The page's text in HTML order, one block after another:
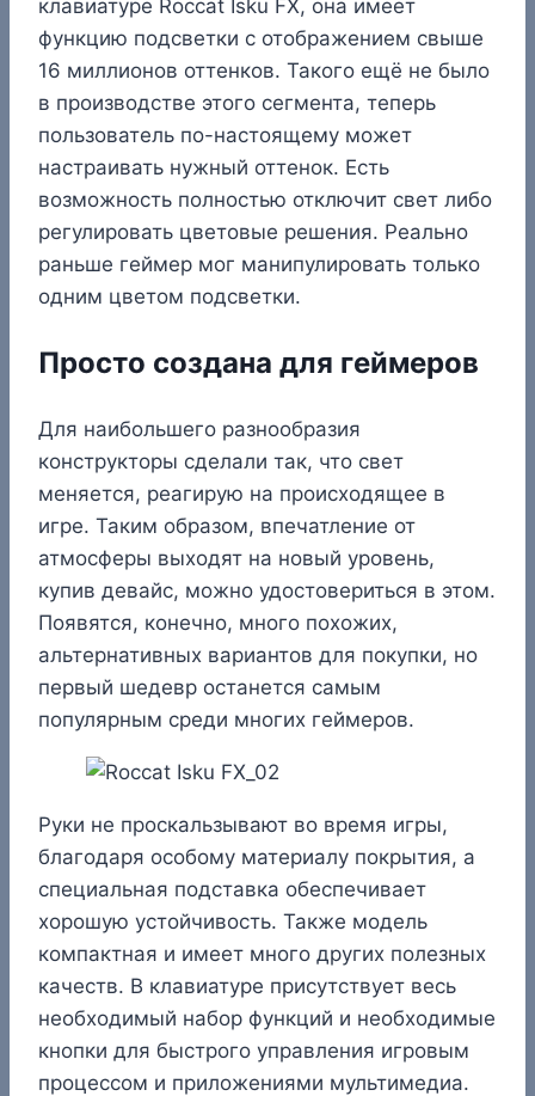
клавиатуре Roccat Isku FX, она имеет
функцию подсветки с отображением свыше
16 миллионов оттенков. Такого ещё не было
в производстве этого сегмента, теперь
пользователь по-настоящему может
настраивать нужный оттенок. Есть
возможность полностью отключит свет либо
регулировать цветовые решения. Реально
раньше геймер мог манипулировать только
одним цветом подсветки.
Просто создана для геймеров
Для наибольшего разнообразия
конструкторы сделали так, что свет
меняется, реагирую на происходящее в
игре. Таким образом, впечатление от
атмосферы выходят на новый уровень,
купив девайс, можно удостовериться в этом.
Появятся, конечно, много похожих,
альтернативных вариантов для покупки, но
первый шедевр останется самым
популярным среди многих геймеров.
Руки не проскальзывают во время игры,
благодаря особому материалу покрытия, а
специальная подставка обеспечивает
хорошую устойчивость. Также модель
компактная и имеет много других полезных
качеств. В клавиатуре присутствует весь
необходимый набор функций и необходимые
кнопки для быстрого управления игровым
процессом и приложениями мультимедиа.